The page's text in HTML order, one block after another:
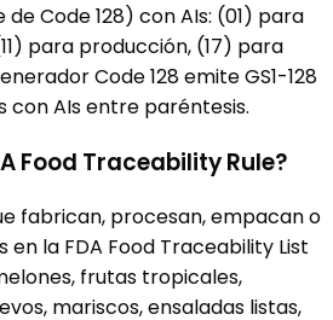
de Code 128) con AIs: (01) para
para producción, (17) para
Code 128 emite GS1-128
con AIs entre paréntesis.
Food Traceability Rule?
fabrican, procesan, empacan o
la FDA Food Traceability List
frutas tropicales,
mariscos, ensaladas listas,